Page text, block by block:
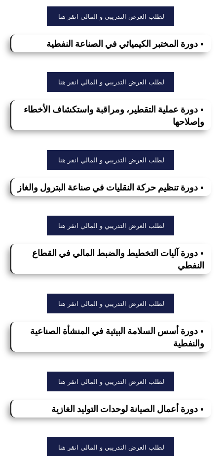
لطلب العرض التدريبي و المالي انقر هنا
• دورة المختبر الكيميائي في الصناعة النفطية
لطلب العرض التدريبي و المالي انقر هنا
• دورة عملية التقطير، ومراقبة واستكشاف الأخطاء
وإصلاحها
لطلب العرض التدريبي و المالي انقر هنا
• دورة تنظيم حركة النقليات في صناعة البترول والغاز
لطلب العرض التدريبي و المالي انقر هنا
• دورة آليات التخطيط والضبط المالي في القطاع
النفطي
لطلب العرض التدريبي و المالي انقر هنا
• دورة أسس السلامة البيئية في المنشأة الصناعية
والنفطية
لطلب العرض التدريبي و المالي انقر هنا
• دورة أعمال الصيانة لوحدات التوليد الغازية
لطلب العرض التدريبي و المالي انقر هنا